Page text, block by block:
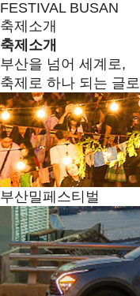
FESTIVAL BUSAN
축제소개
축제소개
부산을 넘어 세계로,
축제로 하나 되는 글
부산밀페스티벌